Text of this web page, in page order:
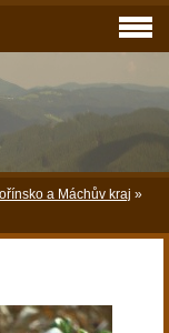
a Máchův kraj »